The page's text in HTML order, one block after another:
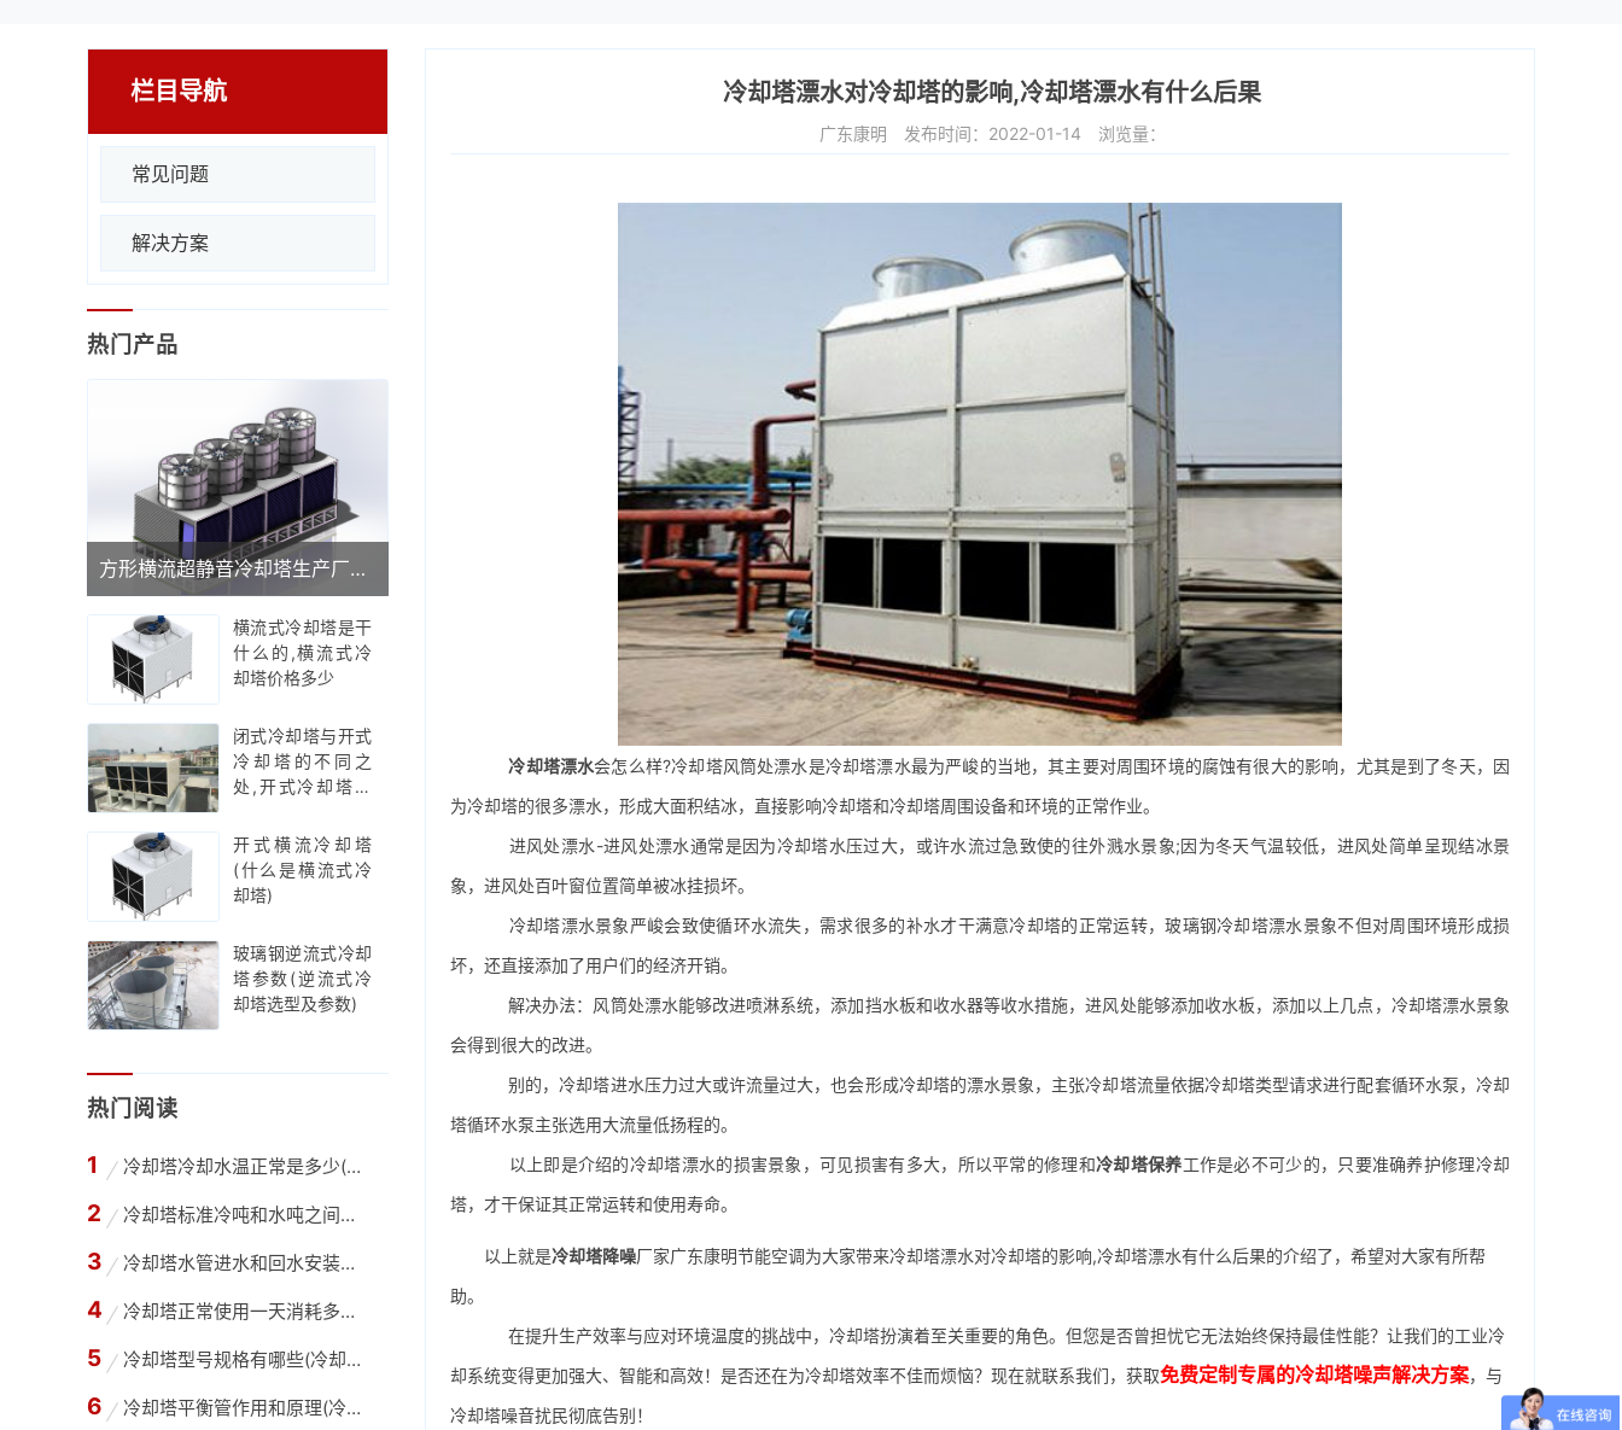
栏目导航
常见问题
解决方案
热门产品
方形横流超静音冷却塔生产厂家(广东品牌冷却塔厂家)
横流式冷却塔是干
什么的,横流式冷
却塔价格多少
闭式冷却塔与开式
冷却塔的不同之
处,开式冷却塔工
开式横流冷却塔
(什么是横流式冷
却塔)
玻璃钢逆流式冷却
塔参数(逆流式冷
却塔选型及参数)
热门阅读
冷却塔冷却水温正常是多少(高温冷却塔进出水温
冷却塔标准冷吨和水吨之间怎么换算(冷却水塔吨
冷却塔水管进水和回水安装方法(冷却塔供回水管
冷却塔正常使用一天消耗多少水,冷却塔每天的用
冷却塔型号规格有哪些(冷却塔选型需要哪些参数
冷却塔平衡管作用和原理(冷却塔内的平衡管是干
冷却塔漂水对冷却塔的影响,冷却塔漂水有什么后果
广东康明 发布时间：2022-01-14 浏览量：
冷却塔漂水会怎么样?冷却塔风筒处漂水是冷却塔漂水最为严峻的当地，其主要对周围环境的腐蚀有很大的影响，尤其是到了冬天，因
为冷却塔的很多漂水，形成大面积结冰，直接影响冷却塔和冷却塔周围设备和环境的正常作业。
进风处漂水-进风处漂水通常是因为冷却塔水压过大，或许水流过急致使的往外溅水景象;因为冬天气温较低，进风处简单呈现结冰景
象，进风处百叶窗位置简单被冰挂损坏。
冷却塔漂水景象严峻会致使循环水流失，需求很多的补水才干满意冷却塔的正常运转，玻璃钢冷却塔漂水景象不但对周围环境形成损
坏，还直接添加了用户们的经济开销。
解决办法：风筒处漂水能够改进喷淋系统，添加挡水板和收水器等收水措施，进风处能够添加收水板，添加以上几点，冷却塔漂水景象
会得到很大的改进。
别的，冷却塔进水压力过大或许流量过大，也会形成冷却塔的漂水景象，主张冷却塔流量依据冷却塔类型请求进行配套循环水泵，冷却
塔循环水泵主张选用大流量低扬程的。
以上即是介绍的冷却塔漂水的损害景象，可见损害有多大，所以平常的修理和冷却塔保养工作是必不可少的，只要准确养护修理冷却
塔，才干保证其正常运转和使用寿命。
以上就是冷却塔降噪厂家广东康明节能空调为大家带来冷却塔漂水对冷却塔的影响,冷却塔漂水有什么后果的介绍了，希望对大家有所帮
助。
在提升生产效率与应对环境温度的挑战中，冷却塔扮演着至关重要的角色。但您是否曾担忧它无法始终保持最佳性能？让我们的工业冷
却系统变得更加强大、智能和高效！是否还在为冷却塔效率不佳而烦恼？现在就联系我们，获取免费定制专属的冷却塔噪声解决方案，与
冷却塔噪音扰民彻底告别！